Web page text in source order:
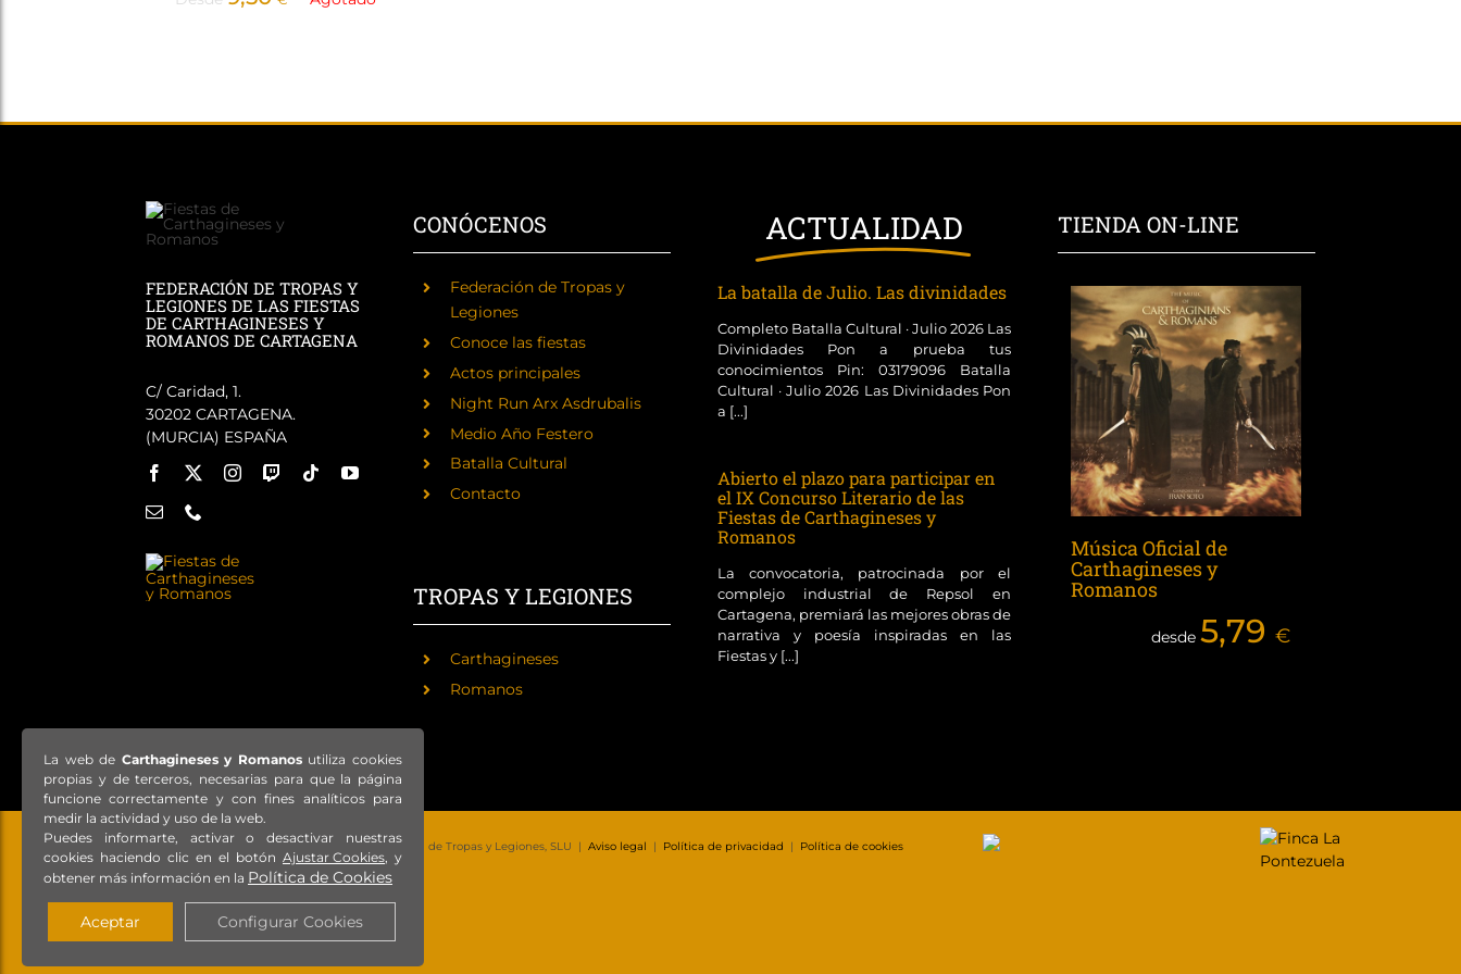
FEDERACIÓN DE TROPAS Y
LEGIONES DE LAS FIESTAS
DE CARTHAGINESES Y
ROMANOS DE CARTAGENA
C/ Caridad, 1.
30202 CARTAGENA.
(MURCIA) ESPAÑA
CONÓCENOS
Federación de Tropas y
Legiones
Conoce las fiestas
Actos principales
Night Run Arx Asdrubalis
Medio Año Festero
Batalla Cultural
Contacto
TROPAS Y LEGIONES
Carthagineses
Romanos
ACTUALIDAD
La batalla de Julio. Las divinidades
Completo Batalla Cultural · Julio 2026 Las
Divinidades Pon a prueba tus
conocimientos Pin: 03179096 Batalla
Cultural · Julio 2026 Las Divinidades Pon
a [...]
Abierto el plazo para participar en
el IX Concurso Literario de las
Fiestas de Carthagineses y
Romanos
La convocatoria, patrocinada por el
complejo industrial de Repsol en
Cartagena, premiará las mejores obras de
narrativa y poesía inspiradas en las
Fiestas y [...]
TIENDA ON-LINE
Música Oficial de
Carthagineses y
Romanos
desde5,79€
© Copyright 2021 – Todos los derechos reservados – Federación de Tropas y Legiones, SLU | Aviso legal | Política de privacidad | Política de cookies
La web de Carthagineses y Romanosutiliza cookies
propias y de terceros, necesarias para que la página
funcione correctamente y con fines analíticos para
medir la actividad y uso de la web.
Puedes informarte, activar o desactivar nuestras
cookies haciendo clic en el botón Ajustar Cookies, y
obtener más información en la Política de Cookies
Aceptar Configurar Cookies